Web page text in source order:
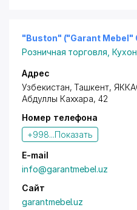
"Buston" ("Garant Mebel"
Розничная торговля ,
Адрес
Узбекистан,Ташкент,
Абдуллы Каххара, 42
Номер телефона
+998...Показать
E-mail
info@garantmebel.uz
Сайт
garantmebel.uz